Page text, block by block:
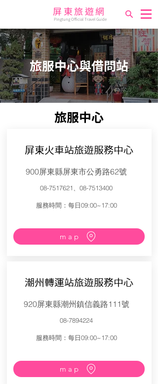
屏東旅遊網
Pingtung Official Travel Guide
​旅服中心與借問站
旅服中心
屏東火車站旅遊服務中心
900屏東縣屏東市公勇路62號
08-7517621 、08-7513400
服務時間：每日09:00~17:00
map
潮州轉運站旅遊服務中心
920屏東縣潮州鎮信義路111號
08-7894224
服務時間：每日09:00~17:00
map